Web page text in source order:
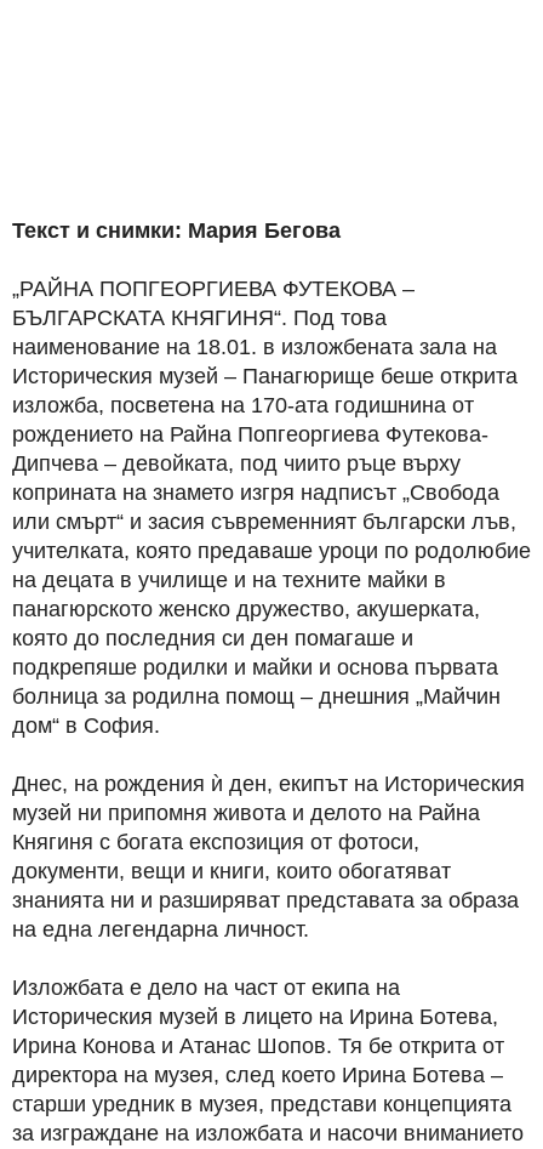
Текст и снимки: Мария Бегова
„РАЙНА ПОПГЕОРГИЕВА ФУТЕКОВА –
БЪЛГАРСКАТА КНЯГИНЯ“. Под това
наименование на 18.01. в изложбената зала на
Историческия музей – Панагюрище беше открита
изложба, посветена на 170-ата годишнина от
рождението на Райна Попгеоргиева Футекова-
Дипчева – девойката, под чиито ръце върху
коприната на знамето изгря надписът „Свобода
или смърт“ и засия съвременният български лъв,
учителката, която предаваше уроци по родолюбие
на децата в училище и на техните майки в
панагюрското женско дружество, акушерката,
която до последния си ден помагаше и
подкрепяше родилки и майки и основа първата
болница за родилна помощ – днешния „Майчин
дом“ в София.
Днес, на рождения ѝ ден, екипът на Историческия
музей ни припомня живота и делото на Райна
Княгиня с богата експозиция от фотоси,
документи, вещи и книги, които обогатяват
знанията ни и разширяват представата за образа
на една легендарна личност.
Изложбата е дело на част от екипа на
Историческия музей в лицето на Ирина Ботева,
Ирина Конова и Атанас Шопов. Тя бе открита от
директора на музея, след което Ирина Ботева –
старши уредник в музея, представи концепцията
за изграждане на изложбата и насочи вниманието